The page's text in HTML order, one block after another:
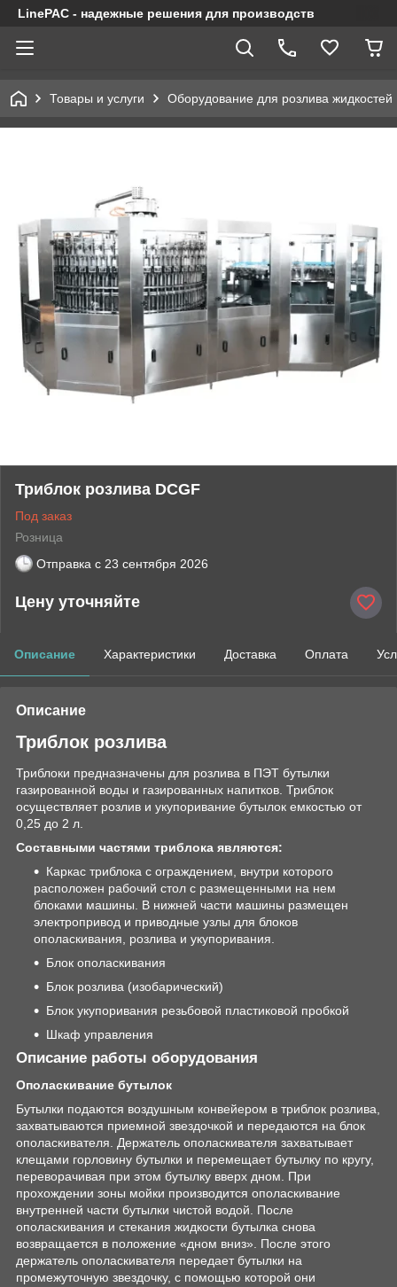
LinePAC - надежные решения для производств
Товары и услуги Оборудование для розлива жидкостей
Триблок розлива DСGF
Под заказ
Розница
Отправка с 23 сентября 2026
Цену уточняйте
Описание Характеристики Доставка Оплата
Описание
Триблок розлива
Триблоки предназначены для розлива в ПЭТ бутылки
газированной воды и газированных напитков. Триблок
осуществляет розлив и укупоривание бутылок емкостью от
0,25 до 2 л.
Составными частями триблока являются:
Каркас триблока с ограждением, внутри которого
расположен рабочий стол с размещенными на нем
блоками машины. В нижней части машины размещен
электропривод и приводные узлы для блоков
ополаскивания, розлива и укупоривания.
Блок ополаскивания
Блок розлива (изобарический)
Блок укупоривания резьбовой пластиковой пробкой
Шкаф управления
Описание работы оборудования
Ополаскивание бутылок
Бутылки подаются воздушным конвейером в триблок розлива,
захватываются приемной звездочкой и передаются на блок
ополаскивателя. Держатель ополаскивателя захватывает
клещами горловину бутылки и перемещает бутылку по кругу,
переворачивая при этом бутылку вверх дном. При
прохождении зоны мойки производится ополаскивание
внутренней части бутылки чистой водой. После
ополаскивания и стекания жидкости бутылка снова
возвращается в положение «дном вниз». После этого
держатель ополаскивателя передает бутылки на
промежуточную звездочку, с помощью которой они